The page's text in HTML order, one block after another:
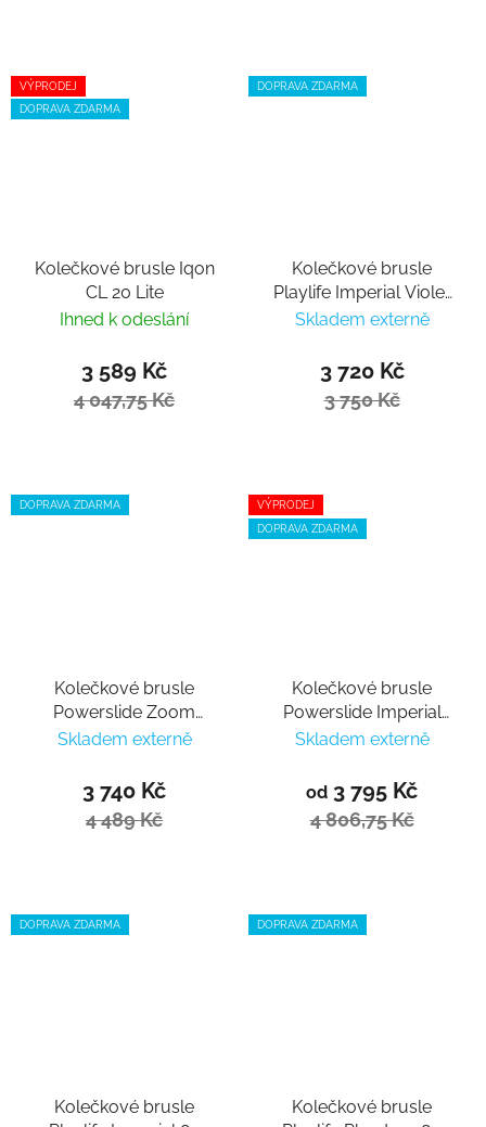
VÝPRODEJ
DOPRAVA ZDARMA
Kolečkové brusle Iqon
CL 20 Lite
Ihned k odeslání
3 589 Kč
4 047,75 Kč
DOPRAVA ZDARMA
Kolečkové brusle
Playlife Imperial Violet
80
Skladem externě
3 720 Kč
3 750 Kč
DOPRAVA ZDARMA
Kolečkové brusle
Powerslide Zoom
Sunset 90
Skladem externě
3 740 Kč
4 489 Kč
VÝPRODEJ
DOPRAVA ZDARMA
Kolečkové brusle
Powerslide Imperial
Darkteal 110
Skladem externě
od 3 795 Kč
4 806,75 Kč
DOPRAVA ZDARMA
Kolečkové brusle
DOPRAVA ZDARMA
Kolečkové brusle